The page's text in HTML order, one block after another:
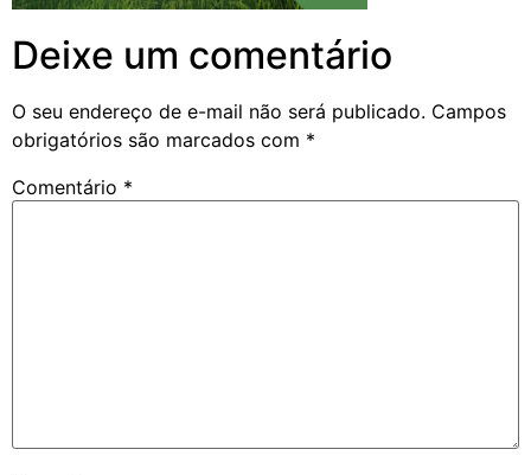
Deixe um comentário
O seu endereço de e-mail não será publicado. Campos
obrigatórios são marcados com *
Comentário *